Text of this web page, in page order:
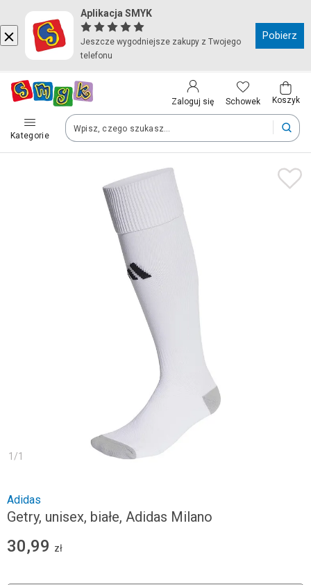
Aplikacja SMYK
Jeszcze wygodniejsze zakupy z Twojego
telefonu
Pobierz
Zaloguj się Schowek Koszyk
Kategorie
Kraj i język
Polska (Poland)
Twoje zamówienia dostarczymy na teren wybranego kraju.
Po zmianie kraju część produktów może zostać usunięta z
Zapisz
1 /1
Adidas
Getry, unisex, białe, Adidas Milano
30,99 zł